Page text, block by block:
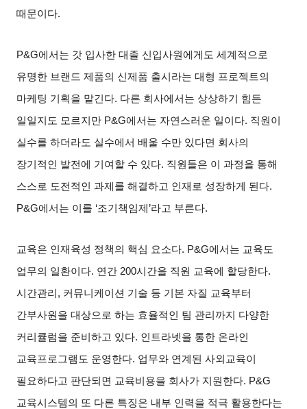
때문이다.
P&G에서는 갓 입사한 대졸 신입사원에게도 세계적으로
유명한 브랜드 제품의 신제품 출시라는 대형 프로젝트의
마케팅 기획을 맡긴다. 다른 회사에서는 상상하기 힘든
일일지도 모르지만 P&G에서는 자연스러운 일이다. 직원이
실수를 하더라도 실수에서 배울 수만 있다면 회사의
장기적인 발전에 기여할 수 있다. 직원들은 이 과정을 통해
스스로 도전적인 과제를 해결하고 인재로 성장하게 된다.
P&G에서는 이를 ‘조기책임제 ’라고 부른다.
교육은 인재육성 정책의 핵심 요소다. P&G에서는 교육도
업무의 일환이다. 연간 200시간을 직원 교육에 할당한다.
시간관리 , 커뮤니케이션 기술 등 기본 자질 교육부터
간부사원을 대상으로 하는 효율적인 팀 관리까지 다양한
커리큘럼을 준비하고 있다. 인트라넷을 통한 온라인
교육프로그램도 운영한다. 업무와 연계된 사외교육이
필요하다고 판단되면 교육비용을 회사가 지원한다. P&G
교육시스템의 또 다른 특징은 내부 인력을 적극 활용한다는